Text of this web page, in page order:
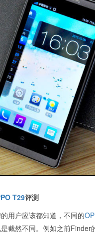
T29评测
用户应该都知道，不同的
截然不同。例如之前Finder